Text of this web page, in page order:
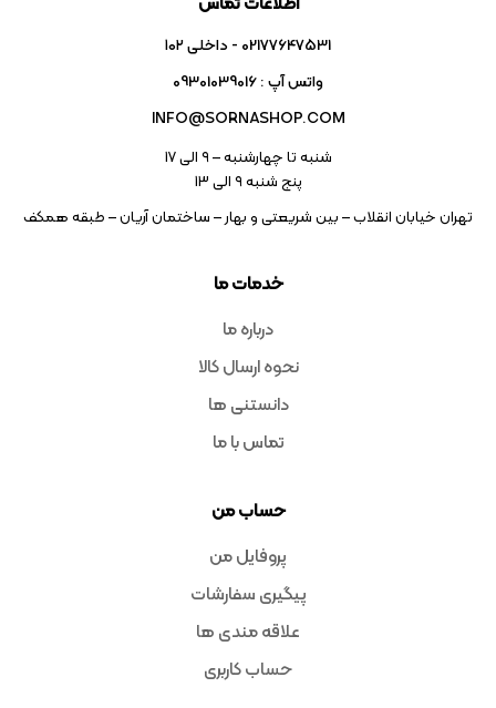
خدمات ما
درباره ما
نحوه ارسال کالا
دانستنی ها
تماس با ما
حساب من
پروفایل من
پیگیری سفارشات
علاقه مندی ها
حساب کاربری
02177647531 - داخلی ۱۰۲
واتس آپ : 09301039016
INFO@SORNASHOP.COM
شنبه تا چهارشنبه – ۹ الی 17
پنج شنبه ۹ الی 13
تهران خیابان انقلاب – بین شریعتی و بهار – ساختمان آریان – طبقه همکف